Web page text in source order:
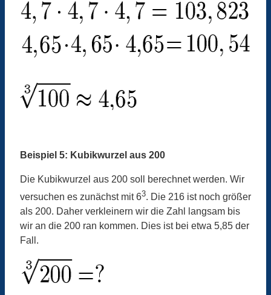
Beispiel 5: Kubikwurzel aus 200
Die Kubikwurzel aus 200 soll berechnet werden. Wir
versuchen es zunächst mit 63. Die 216 ist noch größer
als 200. Daher verkleinern wir die Zahl langsam bis
wir an die 200 ran kommen. Dies ist bei etwa 5,85 der
Fall.